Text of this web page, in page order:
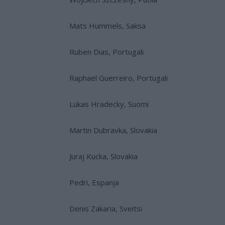
Mats Hummels, Saksa
Ruben Dias, Portugali
Raphael Guerreiro, Portugali
Lukas Hradecky, Suomi
Martin Dubravka, Slovakia
Juraj Kucka, Slovakia
Pedri, Espanja
Denis Zakaria, Sveitsi